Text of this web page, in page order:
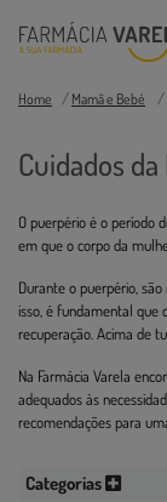
Home Mamã e Bebé
Cuidados
O puerpério é o período
em que o corpo da
Durante o puerpério,
isso, é fundamental que
recuperação. Acima de
Na Farmácia Varela
adequados às
recomendações para
Categorias